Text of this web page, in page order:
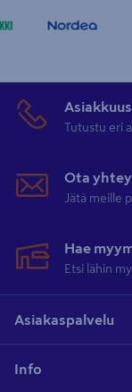
Asiakkuus
Tutustu eri
Ota
Jätä meille
Hae
Etsi lähin
Asiakaspalvelu
Info